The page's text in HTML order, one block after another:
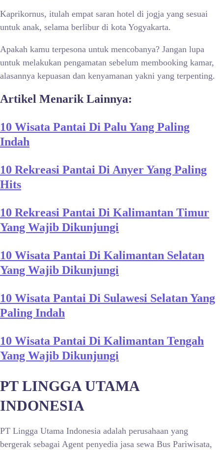
Kaprikornus, itulah empat saran hotel di jogja yang sesuai
untuk anak, selama berlibur di kota Yogyakarta.
Apakah kamu terpesona untuk mencobanya? Jangan lupa
untuk melakukan pengamatan sebelum membooking kamar,
alasannya kepuasan dan kenyamanan yakni yang terpenting.
Artikel Menarik Lainnya:
10 Wisata Pantai Di Palu Yang Paling
Indah
10 Rekreasi Pantai Di Anyer Yang Paling
Hits
10 Rekreasi Pantai Di Kalimantan Timur
Yang Wajib Dikunjungi
10 Wisata Pantai Di Kalimantan Selatan
Yang Wajib Dikunjungi
10 Wisata Pantai Di Sulawesi Selatan Yang
Paling Indah
10 Wisata Pantai Di Kalimantan Tengah
Yang Wajib Dikunjungi
PT LINGGA UTAMA
INDONESIA
PT Lingga Utama Indonesia adalah perusahaan yang
bergerak sebagai Agent penyedia jasa sewa Bus Pariwisata,